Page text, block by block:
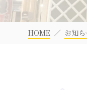
HOME お知ら